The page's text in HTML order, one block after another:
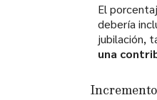
El
debería
jubilación,
una